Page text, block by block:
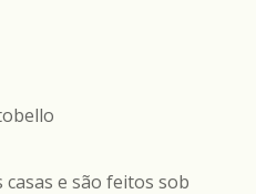
e são feitos sob